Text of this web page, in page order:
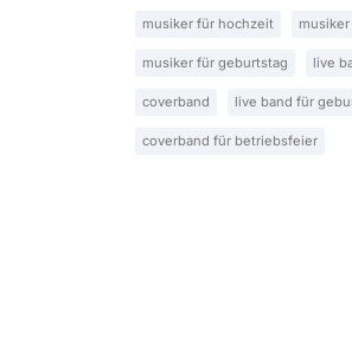
musiker für hochzeit
musiker für geburtstag live
coverband live band für
coverband für betriebsfeier